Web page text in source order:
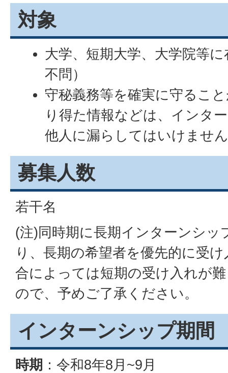
対象
大学、短期大学、大学院等
不問）
守秘義務等を確実に守るこ
り得た情報などは、インタ
他人に漏らしてはいけませ
募集人数
若干名
(注)同時期に長期インターンシッ
り、長期の希望者を優先的に受
合によっては短期の受け入れが
ので、予めご了承ください。
インターンシップ期間
時期 ：令和8年8月~9月